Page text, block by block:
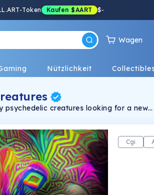
Token Kaufen $AART $-
Wagen
Nützlichkeit
psychedelic creatures looking for a new
These will surely stand out in your
Cgi